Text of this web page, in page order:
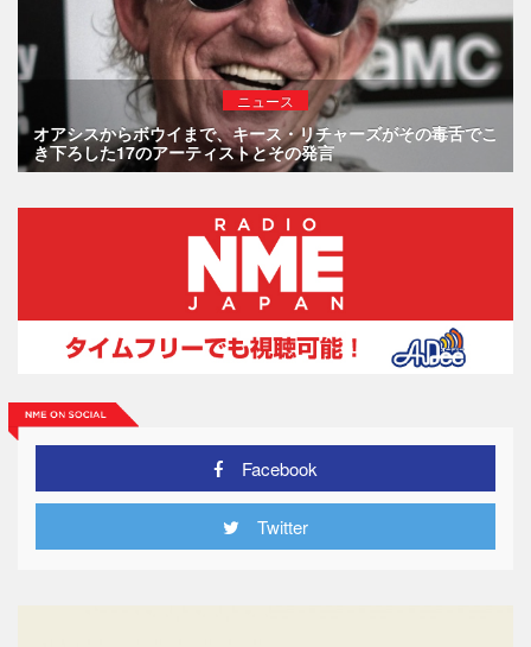
ニュース
オアシスからボウイまで、キース・リチャーズがその毒舌でこ
き下ろした17のアーティストとその発言
Facebook
Twitter